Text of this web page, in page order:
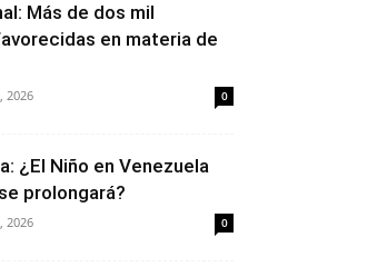
Más de dos mil
en materia de
2026 0
¿El Niño en Venezuela
prolongará?
2026 0